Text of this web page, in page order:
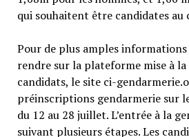
qui souhaitent être candidates au
Pour de plus amples
rendre sur la plateforme mise à
candidats, le site ci-
préinscriptions gendarmerie sur
du 12 au 28 juillet. L’entrée à la
suivant plusieurs étapes. Les